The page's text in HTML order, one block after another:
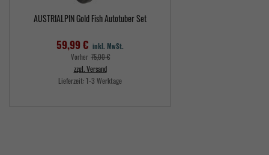
AUSTRIALPIN Gold Fish Autotuber Set
59,99 € inkl. MwSt.
Vorher Verkaufspreis
75,00 €
zzgl. Versand
Lieferzeit:1-3 Werktage